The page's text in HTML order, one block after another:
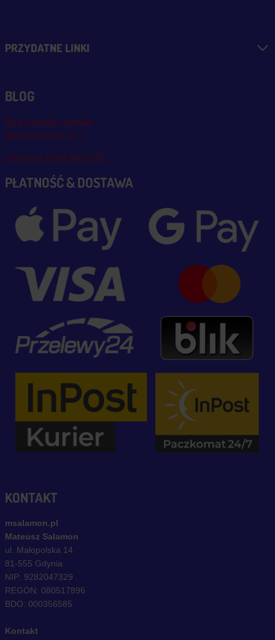
PRZYDATNE LINKI
BLOG
Blog, nowości, artykuły
Blog msalamon.pl →
Partnerzy MSALAMON.PL
PŁATNOŚĆ & DOSTAWA
KONTAKT
msalamon.pl
Mateusz Salamon
ul. Małopolska 14
81-555 Gdynia
NIP: 9282047329
REGON: 080517896
BDO: 000356585
Kontakt